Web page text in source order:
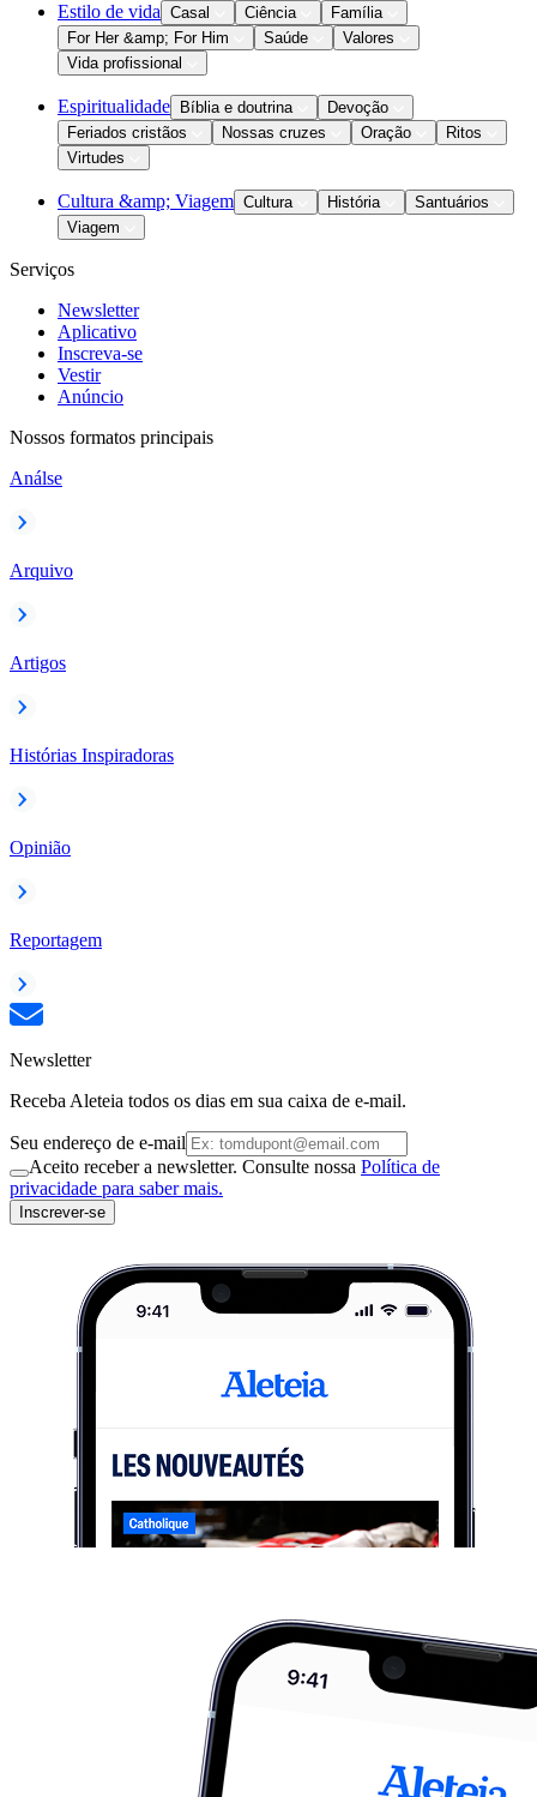
Estilo de vida Casal Ciência
Família
For Her &amp; For Him
Saúde
Valores
Vida profissional
Espiritualidade Bíblia e doutrina
Devoção
Feriados cristãos
Nossas cruzes Oração
Ritos
Virtudes
Cultura &amp; Viagem Cultura História
Santuários
Viagem
Serviços
Newsletter
Aplicativo
Inscreva-se
Vestir
Anúncio
Nossos formatos principais
Análse
Arquivo
Artigos
Histórias Inspiradoras
Opinião
Reportagem
Newsletter
Receba Aleteia todos os dias em sua caixa de e-mail.
Seu endereço de e-mail
Aceito receber a newsletter. Consulte nossa Política de
privacidade para saber mais.
Inscrever-se